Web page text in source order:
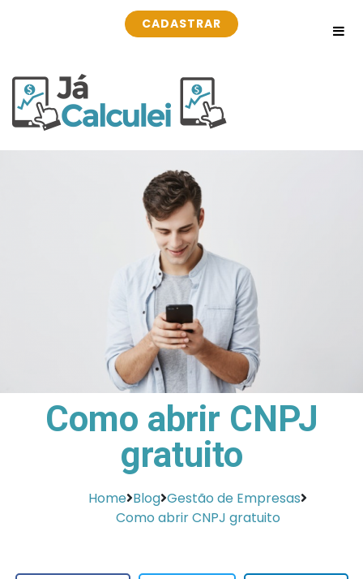
CADASTRAR
Como abrir CNPJ
gratuito
Home Blog Gestão de Empresas
Como abrir CNPJ gratuito